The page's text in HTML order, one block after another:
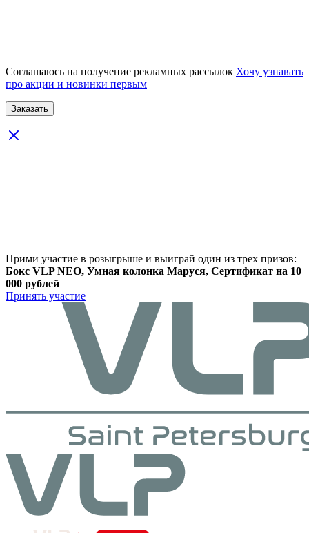
Соглашаюсь на получение рекламных рассылок Хочу узнавать
про акции и новинки первым
Прими участие в розыгрыше и выиграй один из трех призов:
Бокс VLP NEO, Умная колонка Маруся, Сертификат на 10
000 рублей
Принять участие